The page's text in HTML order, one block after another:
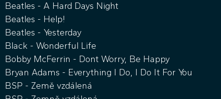
Beatles - A Hard Days Night
Beatles - Help!
Beatles - Yesterday
Black - Wonderful Life
Bobby McFerrin - Dont Worry, Be Happy
Bryan Adams - Everything I Do, I Do It For You
BSP - Země vzdálená